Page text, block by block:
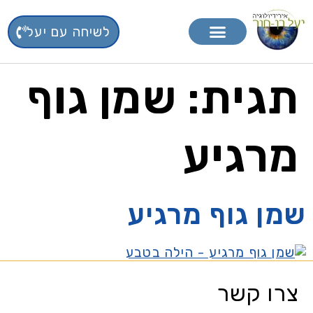
לשיחה עם יעל
תגית: שמן גוף
מרגיע
שמן גוף מרגיע
צרו קשר